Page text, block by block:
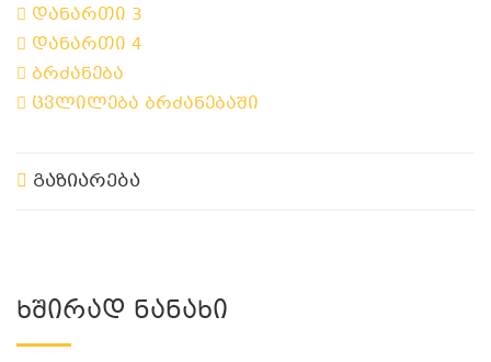
დანართი 3
დანართი 4
ბრძანება
ცვლილება ბრძანებაში
გაზიარება
Ხშირად Ნანახი